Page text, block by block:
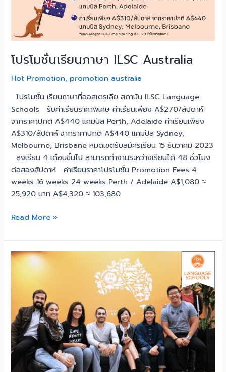
โปรโมชั่นเรียนภาษา ILSC Australia
Hot Promotion, promotion australia
โปรโมชั่น เรียนภาษาที่ออสเตรเลีย สถาบัน ILSC Language
Schools รับค่าเรียนราคาพิเศษ ค่าเรียนเพียง A$270/สัปดาห์
จากราคาปกติ A$440 แคมปัส Perth, Adelaide ค่าเรียนเพียง
A$310/สัปดาห์ จากราคาปกติ A$440 แคมปัส Sydney,
Melbourne, Brisbane หมดเขตรับสมัครเรียน 15 ธันวาคม 2023
ลงเรียน 4 เดือนขึ้นไป สามารถทำงานระหว่างเรียนได้ 48 ชั่วโมง
ต่อสองสัปดาห์ ค่าเรียนราคาโปรโมชั่น Promotion Fees 4
weeks 16 weeks 24 weeks Perth / Adelaide A$1,080 ≈
25,920 บาท A$4,320 ≈ 103,680
Read More »
เรียน
ออสเตรเลีย
ILSC
Australia